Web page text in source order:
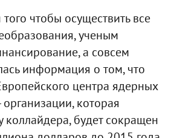
чтобы осуществить все
ученым
а совсем
информация о том, что
центра ядерных
которая
коллайдера, будет сокращен